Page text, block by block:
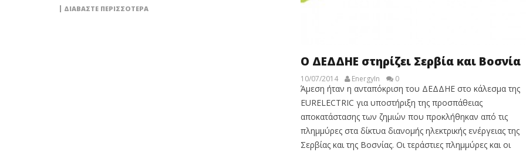
ΔΙΑΒΆΣΤΕ ΠΕΡΙΣΣΌΤΕΡΑ
Ο ΔΕΔΔΗΕ στηρίζει Σερβία και Βοσνία
10/07/2014 EnergyIn 0
Άμεση ήταν η ανταπόκριση του ΔΕΔΔΗΕ στο κάλεσμα της
EURELECTRIC για υποστήριξη της προσπάθειας
αποκατάστασης των ζημιών που προκλήθηκαν από τις
πλημμύρες στα δίκτυα διανομής ηλεκτρικής ενέργειας της
Σερβίας και της Βοσνίας. Οι τεράστιες πλημμύρες και οι